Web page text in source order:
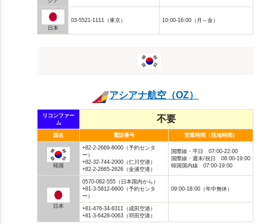
日本
03-5521-1111（東京） 10:00-16:00（月～金）
アシアナ航空（OZ）
リコンファー
ム
不要
国名 電話番号 営業時間（現地時間）
韓国
+82-2-2669-8000（予約センタ
ー）
+82-32-744-2000（仁川空港）
+82-2-2665-2626（金浦空港）
国際線・平日 07:00-22:00
国際線・週末/祝日 08:00-19:00
韓国国内線 07:00-19:00
日本
0570-082-555（日本国内から）
+81-3-5812-6600（予約センタ
ー）
09:00-18:00（年中無休）
+81-476-34-8311（成田空港）
+81-3-6428-0063（羽田空港）